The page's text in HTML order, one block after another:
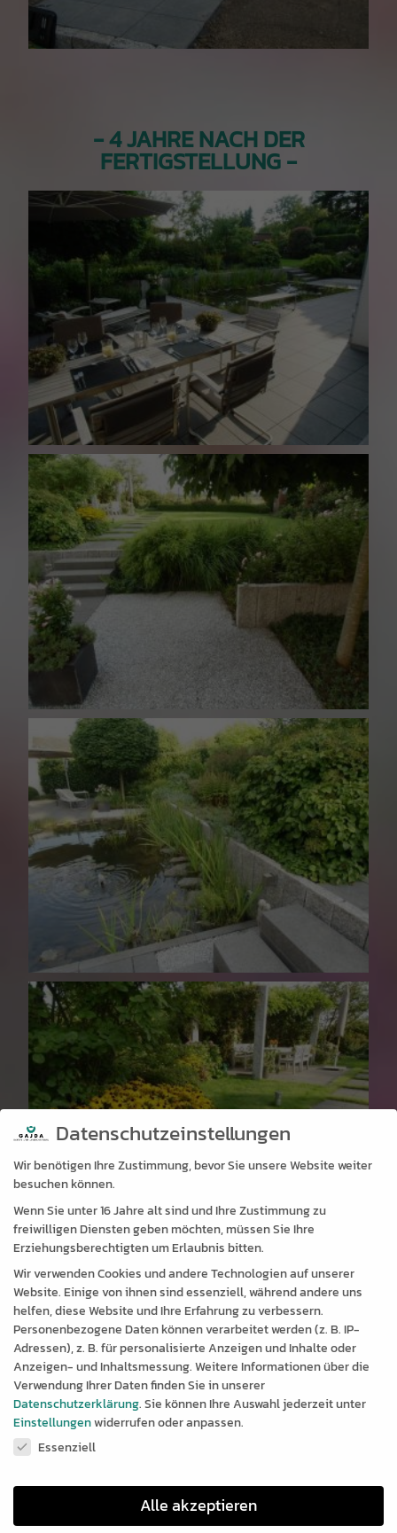
- 4 JAHRE NACH DER
FERTIGSTELLUNG -
Datenschutzeinstellungen
Wir benötigen Ihre Zustimmung, bevor Sie unsere Website weiter
besuchen können.
Wenn Sie unter 16 Jahre alt sind und Ihre Zustimmung zu
freiwilligen Diensten geben möchten, müssen Sie Ihre
Erziehungsberechtigten um Erlaubnis bitten.
Wir verwenden Cookies und andere Technologien auf unserer
Website. Einige von ihnen sind essenziell, während andere uns
helfen, diese Website und Ihre Erfahrung zu verbessern.
Personenbezogene Daten können verarbeitet werden (z. B. IP-
Adressen), z. B. für personalisierte Anzeigen und Inhalte oder
Anzeigen- und Inhaltsmessung.Weitere Informationen über die
Verwendung Ihrer Daten finden Sie in unserer
Datenschutzerklärung.Sie können Ihre Auswahl jederzeit unter
Einstellungenwiderrufen oder anpassen.
Datenschutzeinstellungen
Essenziell
Alle akzeptieren